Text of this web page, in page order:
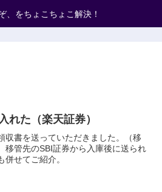
、をちょこちょこ解決！
れた（楽天証券）
収書を送っていただきました。（移
移管先のSBI証券から入庫後に送られ
せてご紹介。